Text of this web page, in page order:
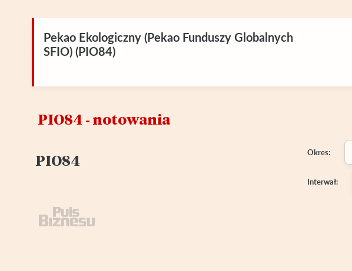
Pekao Ekologiczny (Pekao Funduszy Globalnych
SFIO) (PIO84)
PIO84 ‑ notowania
PIO84 Okres:
Interwał: